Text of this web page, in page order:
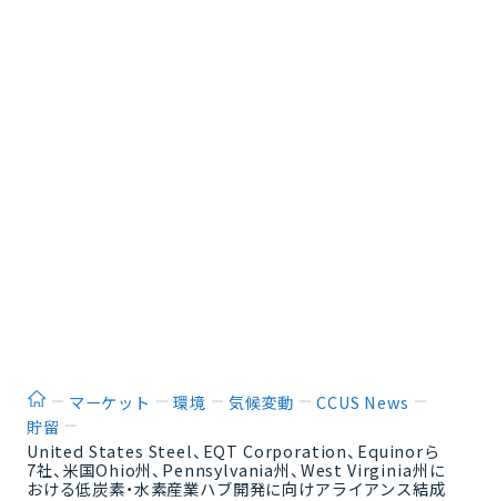
ホームマーケット 環境 気候変動
CCUS News
貯留
United States Steel、EQT Corporation、Equinorら
7社、米国Ohio州、Pennsylvania州、West Virginia州に
おける低炭素・水素産業ハブ開発に向けアライアンス結成